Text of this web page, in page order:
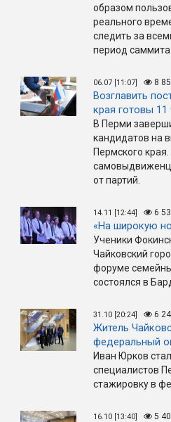
образом
реального
следить за
период
06.07 [11:07] 8
Возглавить
края готовы 11
В Перми
кандидатов на
Пермского
от партий.
14.11 [12:44] 6
«На широкую
Ученики
Чайковский
форуме
состоялся в
31.10 [20:24] 6
Житель
федеральный
Иван Юрков
специалистов
стажировку в
16.10 [13:40] 5